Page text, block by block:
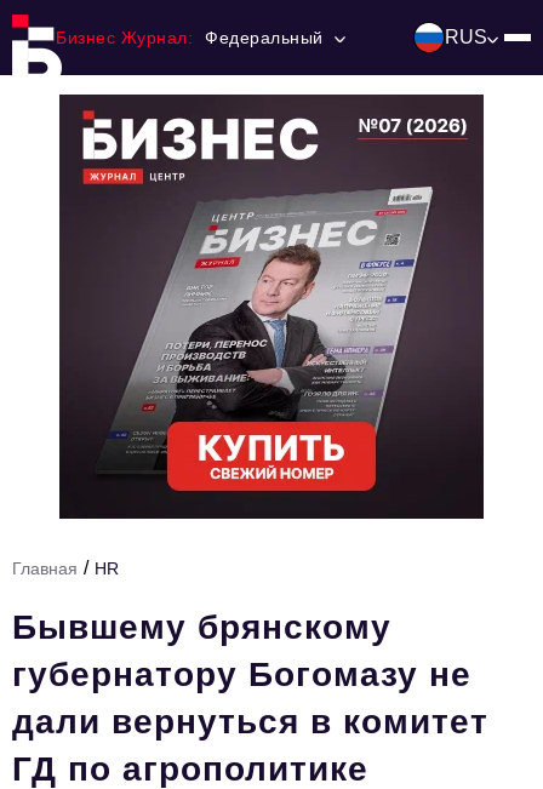
Бизнес Журнал: Федеральный RUS
Ниши и рынки
Технологии и тренды
HR
Персона номера
Юридический практикум
Стиль жизни
Главная / HR
Бывшему брянскому
губернатору Богомазу не
дали вернуться в комитет
ГД по агрополитике